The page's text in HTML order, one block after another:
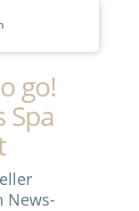
go!
Spa
News-